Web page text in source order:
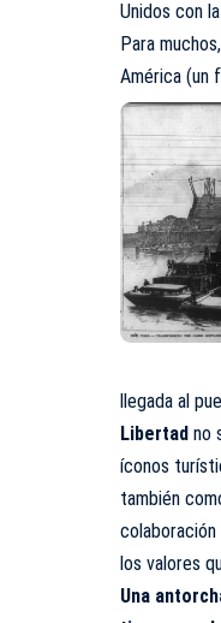
Unidos con
Para
América (un
llegada al
Libertad no
íconos
también
los valores
Una